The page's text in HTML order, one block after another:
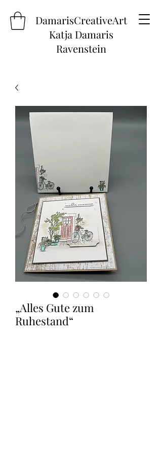
DamarisCreativeArt
Katja Damaris
Ravenstein
„Alles Gute zum
Ruhestand“